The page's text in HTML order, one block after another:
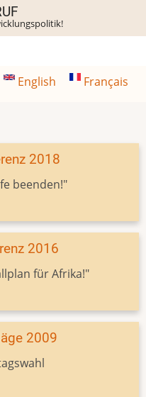
English Français
2018
beenden!"
2016
für Afrika!"
2009